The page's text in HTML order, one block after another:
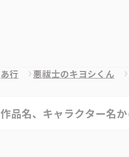
あ行 悪祓士のキヨシくん